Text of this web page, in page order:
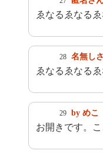
ゑなるゑなる
28 名無し
ゑなるゑなる
29 by めこ
お開きです。